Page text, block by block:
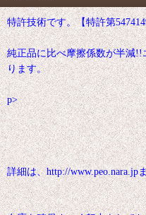
特許技術です。【特許第
純正品に比べ摩擦係数が半減
ります。
p>
詳細は、http://www.peo.nara.jp